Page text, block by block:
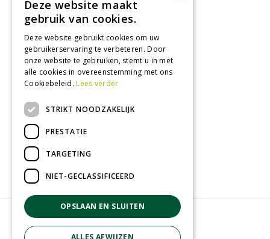
Zaterdag
Toon alle openingstijden
Contact
GroenRijk Tuk
© Groenrijk Tuk
Green Solutions
Deze website maakt
gebruik van cookies.
Deze website gebruikt cookies om uw
gebruikerservaring te verbeteren. Door
onze website te gebruiken, stemt u in met
alle cookies in overeenstemming met ons
Cookiebeleid.Lees verder
STRIKT NOODZAKELIJK
PRESTATIE
TARGETING
NIET-GECLASSIFICEERD
OPSLAAN EN SLUITEN
ALLES AFWIJZEN